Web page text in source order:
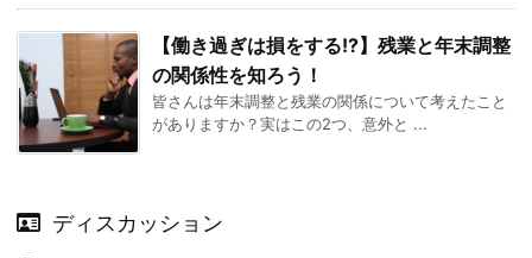
【働き過ぎは損をする!?】残業と年末調整
の関係性を知ろう！
皆さんは年末調整と残業の関係について考えたこと
がありますか？実はこの2つ、意外と ...
ディスカッション